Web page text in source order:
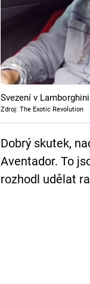
Svezení v
Zdroj: The Exotic Revolution
Dobrý skutek,
Aventador. To
rozhodl udělat